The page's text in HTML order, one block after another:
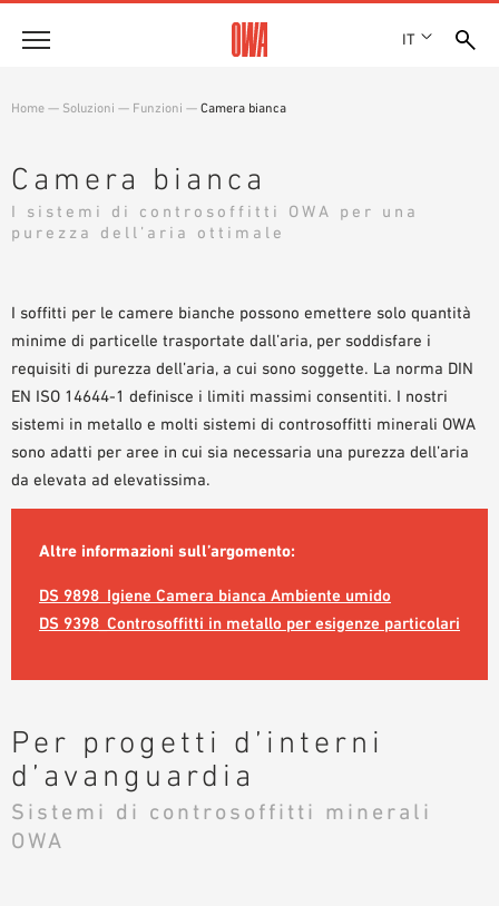
IT
RICONOSCIMENTI
STAMPA
PANORAMICA PRODOTTI
RICERCA GUIDATA
Soluzioni
Assistenza
CAPITOLATI D’APPALTO
DOWNLOAD
DICHIARAZIONE DI PRESTAZIONE (DOP)
BIBLIOTECA BIM/ REVIT
VIDEO
ORDINE CAMPIONE
Home — Soluzioni — Funzioni — Camera bianca
Camera bianca
I sistemi di controsoffitti OWA per una
purezza dell’aria ottimale
I soffitti per le camere bianche possono emettere solo quantità
minime di particelle trasportate dall’aria, per soddisfare i
requisiti di purezza dell’aria, a cui sono soggette. La norma DIN
EN ISO 14644-1 definisce i limiti massimi consentiti. I nostri
sistemi in metallo e molti sistemi di controsoffitti minerali OWA
sono adatti per aree in cui sia necessaria una purezza dell’aria
da elevata ad elevatissima.
Altre informazioni sull’argomento:
DS 9898_Igiene Camera bianca Ambiente umido
DS 9398_Controsoffitti in metallo per esigenze particolari
Per progetti d’interni
d’avanguardia
Sistemi di controsoffitti minerali
OWA